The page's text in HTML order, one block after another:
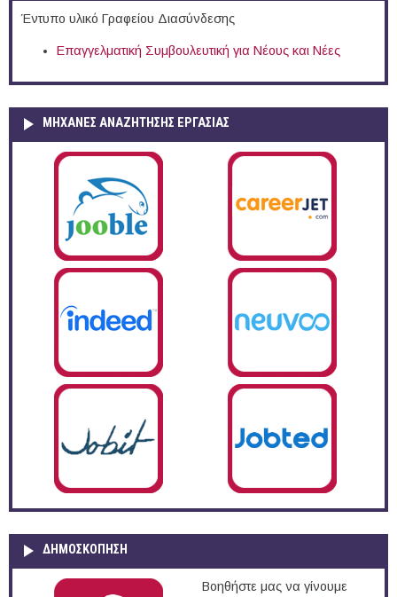
Έντυπο υλικό Γραφείου Διασύνδεσης
Επαγγελματική Συμβουλευτική για Νέους και Νέες
ΜΗΧΑΝΕΣ ΑΝΑΖΗΤΗΣΗΣ ΕΡΓΑΣΙΑΣ
ΔΗΜΟΣΚΌΠΗΣΗ
Βοηθήστε μας να γίνουμε